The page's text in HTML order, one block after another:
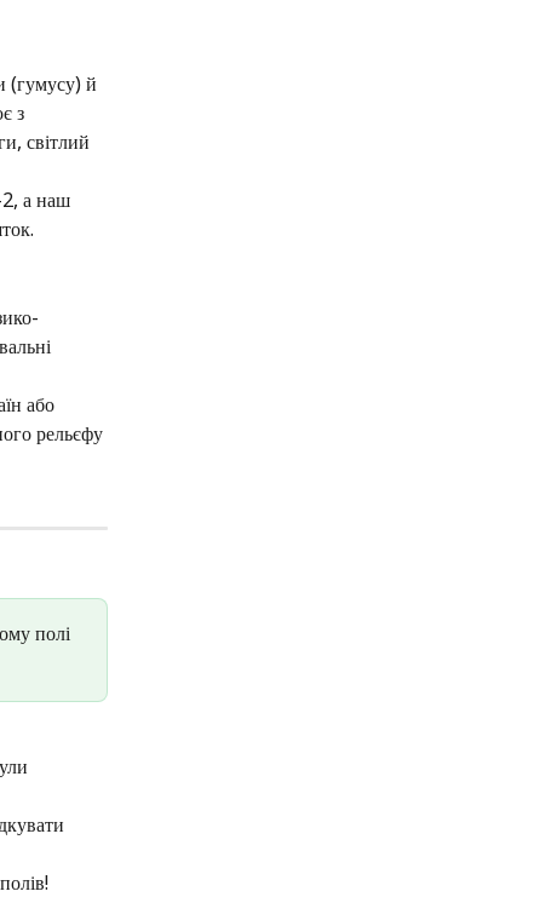
(гумусу) й
з
світлий
2, а наш
або
рельєфу
полі